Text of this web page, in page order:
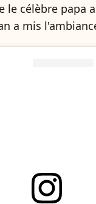
le célèbre papa
a mis